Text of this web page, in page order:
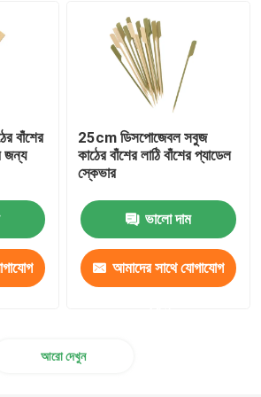
শঙ্কু
বাঁশের
জন্য
25cm ডিসপোজেবল সবুজ
কাঠের বাঁশের লাঠি বাঁশের প্যাডেল
স্কেভার
ভালো দাম
আমাদের সাথে যোগাযোগ
আরো দেখুন